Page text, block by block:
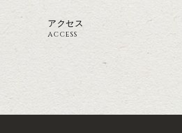
アクセス
ACCESS